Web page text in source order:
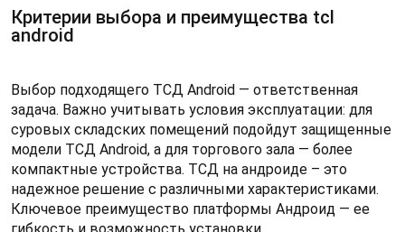
Критерии выбора и преимущества tcl
android
Выбор подходящего ТСД Android — ответственная
задача. Важно учитывать условия эксплуатации: для
суровых складских помещений подойдут защищенные
модели ТСД Android, а для торгового зала — более
компактные устройства. ТСД на андроиде – это
надежное решение с различными характеристиками.
Ключевое преимущество платформы Андроид — ее
гибкость и возможность установки